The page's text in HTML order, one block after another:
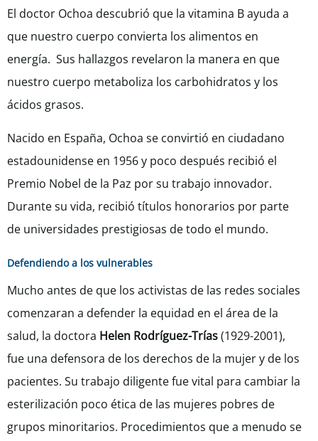
El doctor Ochoa descubrió que la vitamina B ayuda a
que nuestro cuerpo convierta los alimentos en
energía. Sus hallazgos revelaron la manera en que
nuestro cuerpo metaboliza los carbohidratos y los
ácidos grasos.
Nacido en España, Ochoa se convirtió en ciudadano
estadounidense en 1956 y poco después recibió el
Premio Nobel de la Paz por su trabajo innovador.
Durante su vida, recibió títulos honorarios por parte
de universidades prestigiosas de todo el mundo.
Defendiendo a los vulnerables
Mucho antes de que los activistas de las redes sociales
comenzaran a defender la equidad en el área de la
salud, la doctora Helen Rodríguez-Trías(1929-2001),
fue una defensora de los derechos de la mujer y de los
pacientes. Su trabajo diligente fue vital para cambiar la
esterilización poco ética de las mujeres pobres de
grupos minoritarios. Procedimientos que a menudo se